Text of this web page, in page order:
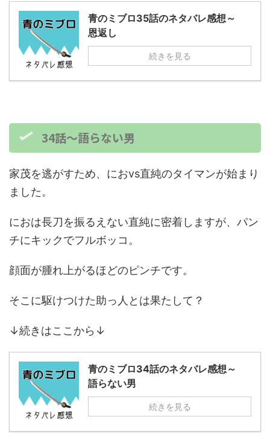
青のミブロ35話のネタバレ感想～
恩返し
続きを見る
34話～語らない男
家茂を逃がすため、におvs直純のタイマンが始まり
ました。
におは長刀を振るえない直純に密着しますが、パン
チにキックでフルボッコ。
顔面が腫れ上がるほどのピンチです。
そこに駆けつけた助っ人とは果たして？
↓続きはここから↓
青のミブロ34話のネタバレ感想～
語らない男
続きを見る